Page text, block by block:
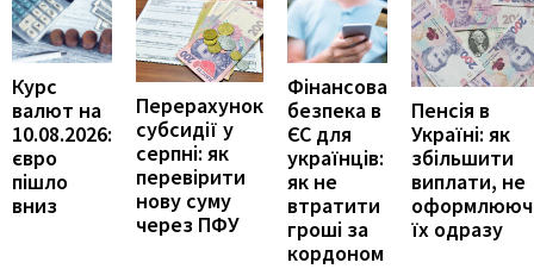
Курс
валют на
10.08.2026:
євро
пішло
вниз
Перерахунок
субсидії у
серпні: як
перевірити
нову суму
через ПФУ
Фінансова
безпека в
ЄС для
українців:
як не
втратити
гроші за
кордоном
Пенсія в
Україні: як
збільшити
виплати, не
їх одразу